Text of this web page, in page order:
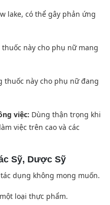
lake, có thể gây phản ứng
này cho phụ nữ mang
thuốc này cho phụ nữ đang
việc: Dùng thận trọng khi
việc trên cao và các
Sỹ, Dược Sỹ
dụng không mong muốn.
loại thực phẩm.